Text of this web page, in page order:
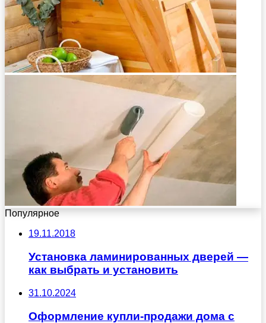
Популярное
19.11.2018
Установка ламинированных дверей —
как выбрать и установить
31.10.2024
Оформление купли-продажи дома с